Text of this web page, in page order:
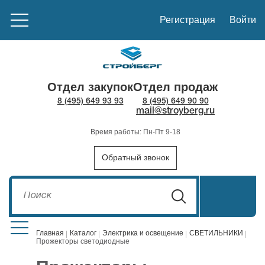
Регистрация Войти
Отдел закупок
8 (495) 649 93 93
Отдел продаж
8 (495) 649 90 90
mail@stroyberg.ru
Время работы: Пн-Пт 9-18
Обратный звонок
Главная Каталог Электрика и освещение
СВЕТИЛЬНИКИ
Прожекторы светодиодные